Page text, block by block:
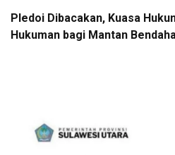
Pledoi Dibacakan, Kuasa
Hukuman bagi Mantan